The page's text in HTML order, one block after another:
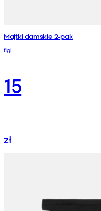
Majtki damskie 2-pak
figi
15
zł